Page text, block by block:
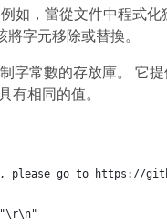
如，當從文件中程式
字元移除或替換。
字常數的存放庫。 它
有相同的值。
go to https://
"\r\n"